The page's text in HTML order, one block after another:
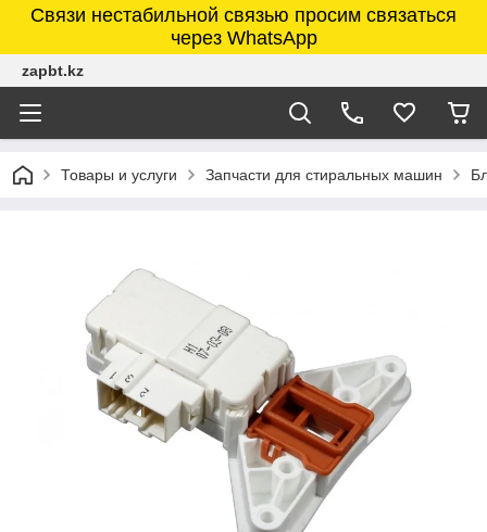
Связи нестабильной связью просим связаться
через WhatsApp
zapbt.kz
Товары и услуги Запчасти для стиральных машин